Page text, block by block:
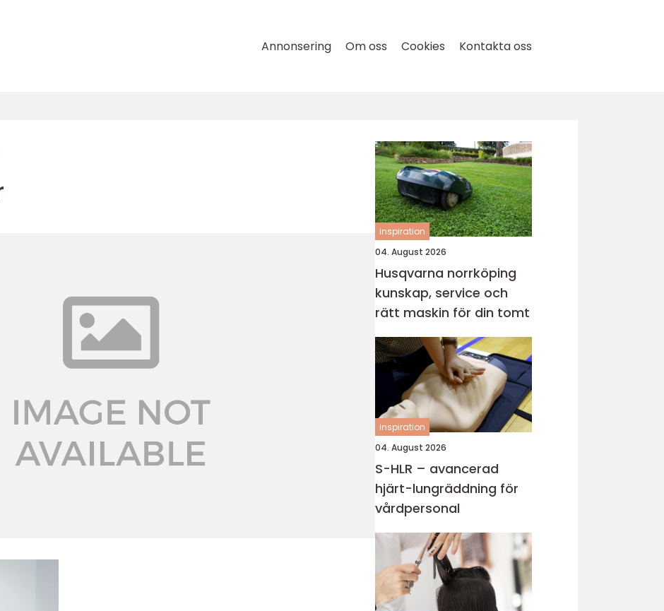
Annonsering Om oss Cookies Kontakta oss
inspiration
04. August 2026
Husqvarna norrköping
kunskap, service och
rätt maskin för din tomt
inspiration
04. August 2026
S-HLR – avancerad
hjärt-lungräddning för
vårdpersonal